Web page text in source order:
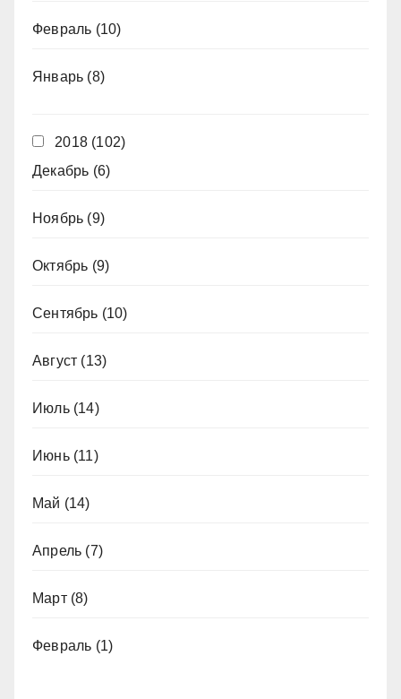
Февраль (10)
Январь (8)
2018 (102)
Декабрь (6)
Ноябрь (9)
Октябрь (9)
Сентябрь (10)
Август (13)
Июль(14)
Июнь(11)
Май (14)
Апрель (7)
Март(8)
Февраль (1)